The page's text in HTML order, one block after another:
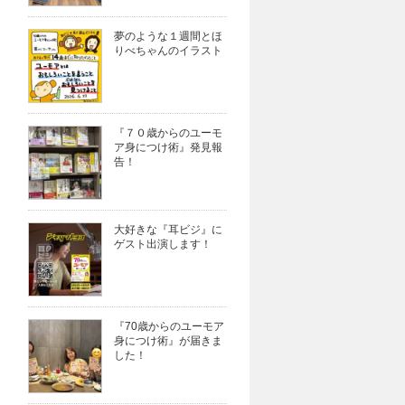
夢のような１週間とほ
りべちゃんのイラスト
『７０歳からのユーモ
ア身につけ術』発見報
告！
大好きな『耳ビジ』に
ゲスト出演します！
『70歳からのユーモア
身につけ術』が届きま
した！